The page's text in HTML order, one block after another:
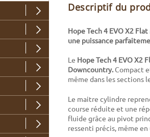
Descriptif du
Hope Tech 4 EVO X2
une puissance
Le Hope Tech 4 EVO X2
Downcountry. Compact
même dans les sections
Le maitre cylindre
course réduite et une
fluide grâce au pivot
ressenti précis, même